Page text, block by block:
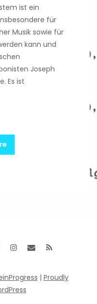
ist ein
für
Musik sowie für
kann und
Joseph
Es ist
| Proudly